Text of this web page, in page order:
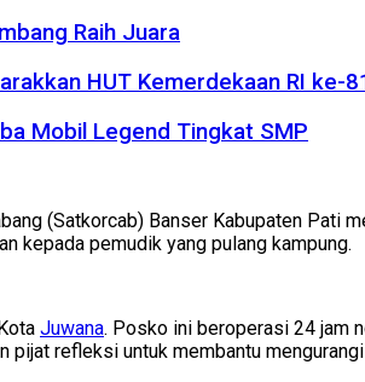
Raih Juara
HUT Kemerdekaan RI ke-
Mobil Legend Tingkat SMP
(Satkorcab) Banser Kabupaten Pati
kepada pemudik yang pulang kampung.
Juwana. Posko ini beroperasi 24 jam
refleksi untuk membantu